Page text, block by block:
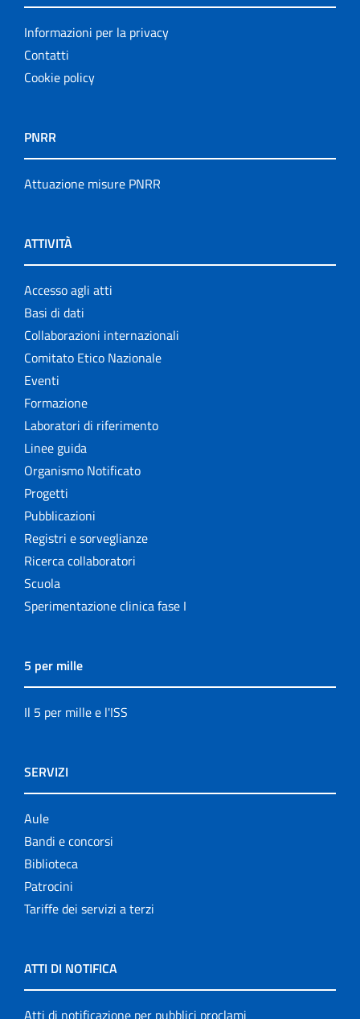
Informazioni per la privacy
Contatti
Cookie policy
PNRR
Attuazione misure PNRR
ATTIVITÀ
Accesso agli atti
Basi di dati
Collaborazioni internazionali
Comitato Etico Nazionale
Eventi
Formazione
Laboratori di riferimento
Linee guida
Organismo Notificato
Progetti
Pubblicazioni
Registri e sorveglianze
Ricerca collaboratori
Scuola
Sperimentazione clinica fase I
5 per mille
Il 5 per mille e l'ISS
SERVIZI
Aule
Bandi e concorsi
Biblioteca
Patrocini
Tariffe dei servizi a terzi
ATTI DI NOTIFICA
Atti di notificazione per pubblici proclami